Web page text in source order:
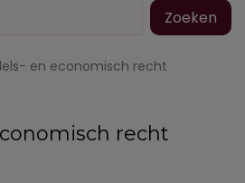
Zoeken
en economisch recht
recht